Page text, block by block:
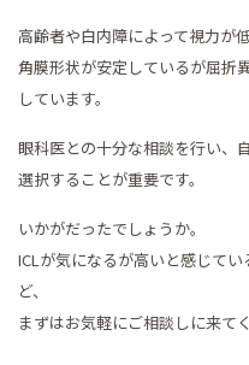
高齢者や白内障によって視力が
角膜形状が安定しているが屈折
しています。
眼科医との十分な相談を行い、
選択することが重要です。
いかがだったでしょうか。
ICLが気になるが高いと感じて
ど、
まずはお気軽にご相談しに来て